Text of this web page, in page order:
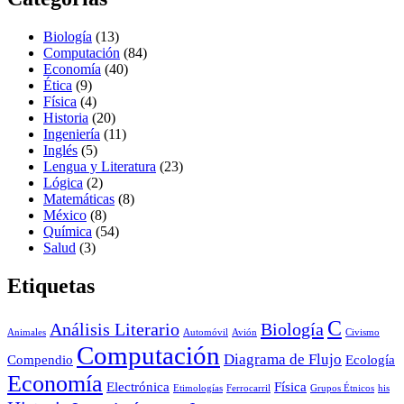
Biología (13)
Computación (84)
Economía (40)
Ética (9)
Física (4)
Historia (20)
Ingeniería (11)
Inglés (5)
Lengua y Literatura (23)
Lógica (2)
Matemáticas (8)
México (8)
Química (54)
Salud (3)
Etiquetas
Animales Análisis Literario Automóvil Avión Biología C Civismo
Compendio Computación Diagrama de Flujo Ecología
Economía Electrónica Etimologías Ferrocarril Física Grupos Étnicos his